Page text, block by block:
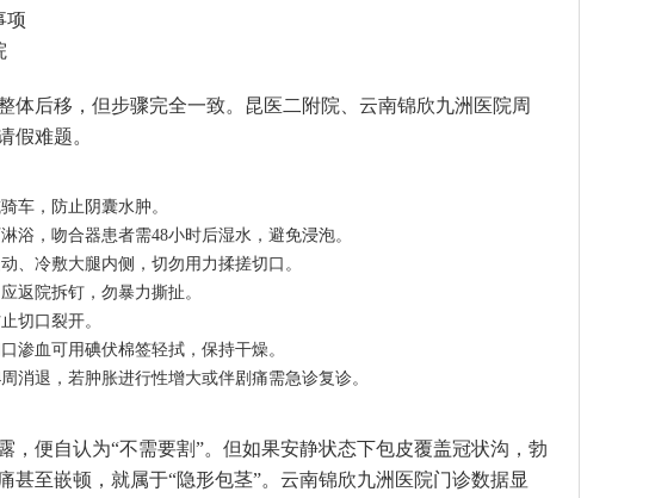
项
体后移，但步骤完全一致。昆医二附院、云南锦欣九洲医院周
假难题。
车，防止阴囊水肿。
浴，吻合器患者需48小时后湿水，避免浸泡。
、冷敷大腿内侧，切勿用力揉搓切口。
返院拆钉，勿暴力撕扯。
切口裂开。
渗血可用碘伏棉签轻拭，保持干燥。
消退，若肿胀进行性增大或伴剧痛需急诊复诊。
，便自认为“不需要割”。但如果安静状态下包皮覆盖冠状沟，勃
甚至嵌顿，就属于“隐形包茎”。云南锦欣九洲医院门诊数据显